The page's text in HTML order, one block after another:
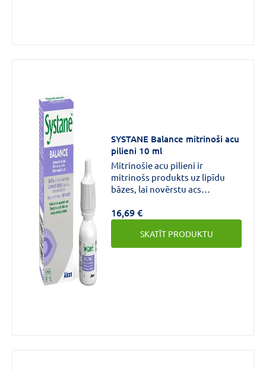
Forma
Acu
pilieni (3)
SYSTANE Balance mitrinoši acu
pilieni 10 ml
Mitrinošie acu pilieni ir
mitrinošs produkts uz lipīdu
bāzes, lai novērstu acs
papildina un stabilizē asaru
plēvītes lipīdu slāni un samazina
pārmērīgu asaru iztvaikošanu.
16,69 €
SKATĪT PRODUKTU